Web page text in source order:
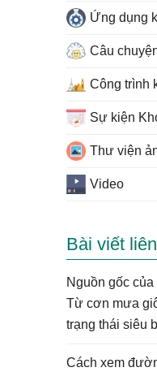
Ứng dụng
Câu
Công trình
Sự kiện
Thư viện
Video
Bài viết
Nguồn gốc của
Từ cơn mưa
trạng thái siêu
Cách xem